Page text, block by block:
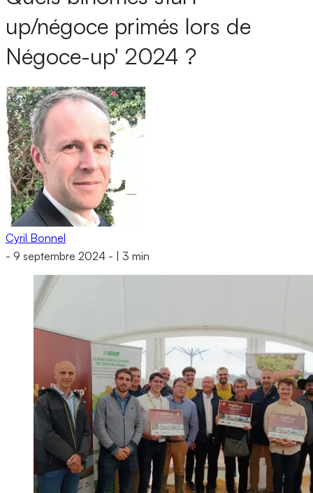
up/négoce primés lors de
Négoce-up' 2024 ?
Cyril Bonnel
- 9 septembre 2024 - 3 min